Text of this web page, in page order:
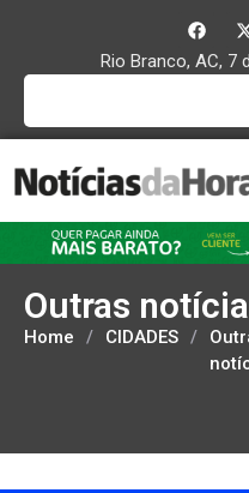
Rio Branco, AC, 7
Outras
Home / CIDADES /